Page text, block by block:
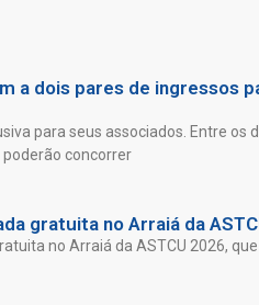
a dois pares de ingressos
para seus associados. Entre os
concorrer
gratuita no Arraiá da
no Arraiá da ASTCU 2026,